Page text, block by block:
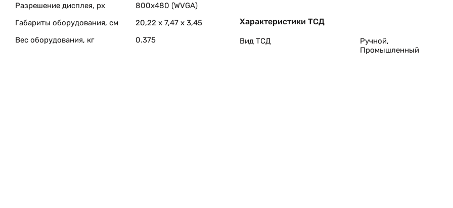
Разрешение дисплея, px
800х480 (WVGA)
Габариты оборудования, см
20,22 x 7,47 x 3,45
Вес оборудования, кг
0.375
Характеристики ТСД
Вид ТСД
Ручной,
Промышленный